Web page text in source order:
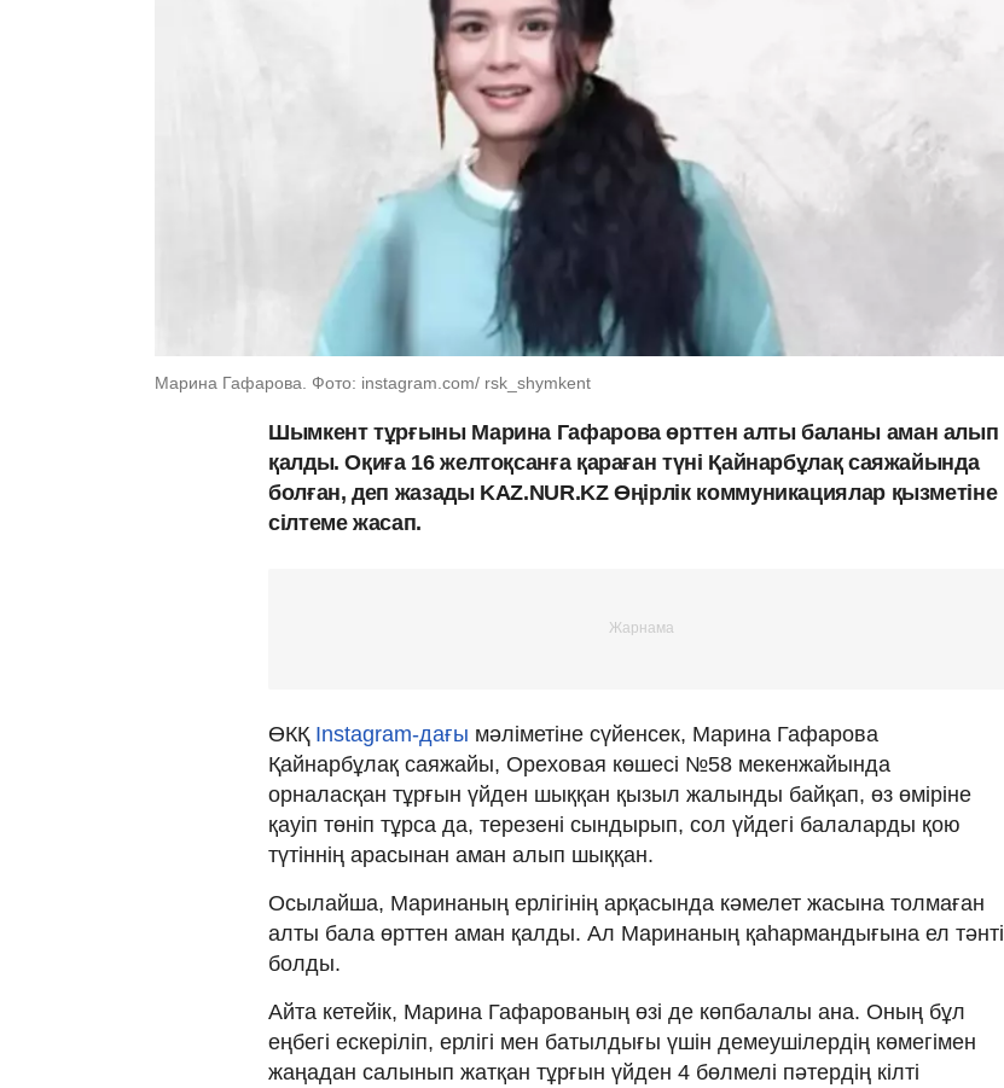
Марина Гафарова. Фото: instagram.com/ rsk_shymkent
Шымкент тұрғыны Марина Гафарова өрттен алты баланы аман алып
қалды. Оқиға 16 желтоқсанға қараған түні Қайнарбұлақ саяжайында
болған, деп жазады KAZ.NUR.KZ Өңірлік коммуникациялар қызметіне
сілтеме жасап.
ӨКҚ Instagram-дағы мәліметіне сүйенсек, Марина Гафарова
Қайнарбұлақ саяжайы, Ореховая көшесі №58 мекенжайында
орналасқан тұрғын үйден шыққан қызыл жалынды байқап, өз өміріне
қауіп төніп тұрса да, терезені сындырып, сол үйдегі балаларды қою
түтіннің арасынан аман алып шыққан.
Осылайша, Маринаның ерлігінің арқасында кәмелет жасына толмаған
алты бала өрттен аман қалды. Ал Маринаның қаһармандығына ел тәнті
болды.
Айта кетейік, Марина Гафарованың өзі де көпбалалы ана. Оның бұл
еңбегі ескеріліп, ерлігі мен батылдығы үшін демеушілердің көмегімен
жаңадан салынып жатқан тұрғын үйден 4 бөлмелі пәтердің кілті